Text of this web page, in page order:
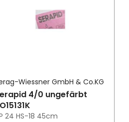
Wiessner GmbH & Co.KG
4/0 ungefärbt
24 HS-18 45cm